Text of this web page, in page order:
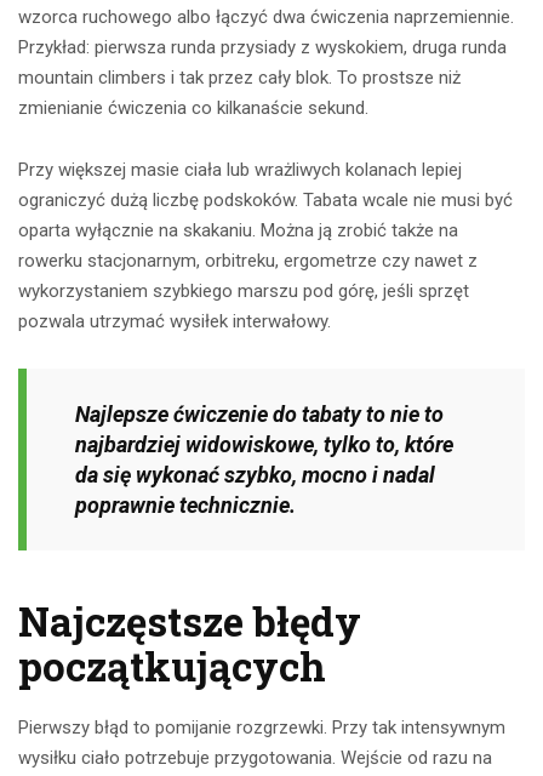
wzorca ruchowego albo łączyć dwa ćwiczenia naprzemiennie.
Przykład: pierwsza runda przysiady z wyskokiem, druga runda
mountain climbers i tak przez cały blok. To prostsze niż
zmienianie ćwiczenia co kilkanaście sekund.
Przy większej masie ciała lub wrażliwych kolanach lepiej
ograniczyć dużą liczbę podskoków. Tabata wcale nie musi być
oparta wyłącznie na skakaniu. Można ją zrobić także na
rowerku stacjonarnym, orbitreku, ergometrze czy nawet z
wykorzystaniem szybkiego marszu pod górę, jeśli sprzęt
pozwala utrzymać wysiłek interwałowy.
Najlepsze ćwiczenie do tabaty to nie to
najbardziej widowiskowe, tylko to, które
da się wykonać szybko, mocno i nadal
poprawnie technicznie.
Najczęstsze błędy
początkujących
Pierwszy błąd to pomijanie rozgrzewki. Przy tak intensywnym
wysiłku ciało potrzebuje przygotowania. Wejście od razu na